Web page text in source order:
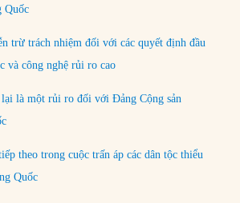
Quốc
trừ trách nhiệm đối với các quyết định đầu
và công nghệ rủi ro cao
là một rủi ro đối với Đảng Cộng sản
theo trong cuộc trấn áp các dân tộc thiểu
Quốc